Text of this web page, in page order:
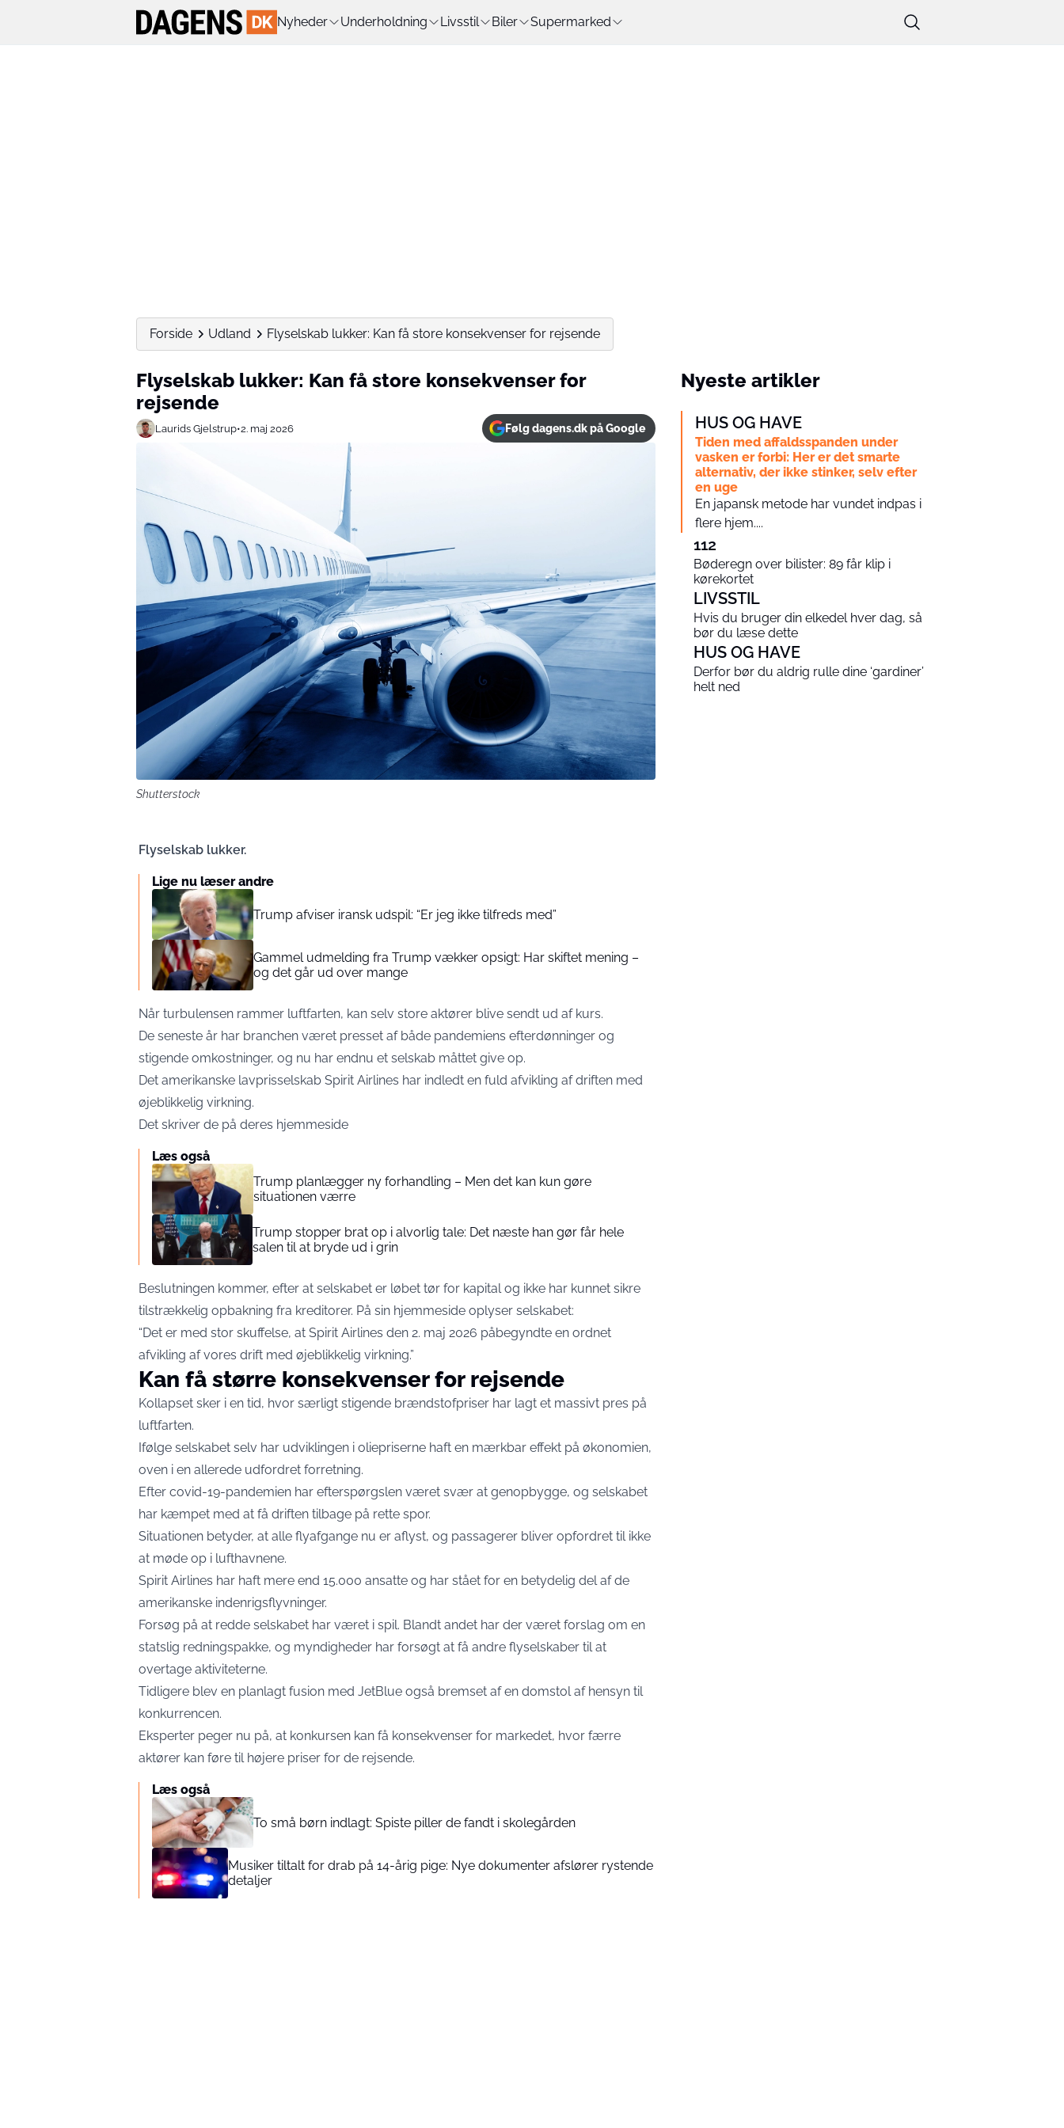
Nyheder Underholdning Livsstil Biler Supermarked
Forside Udland Flyselskab lukker: Kan få store konsekvenser for rejsende
Flyselskab lukker: Kan få store konsekvenser for
rejsende
Laurids Gjelstrup•2. maj 2026 Følg dagens.dk på Google
Shutterstock
Flyselskab lukker.
Lige nu læser andre
Trump afviser iransk udspil: “Er jeg ikke tilfreds med”
Gammel udmelding fra Trump vækker opsigt: Har skiftet mening –
og det går ud over mange
Når turbulensen rammer luftfarten, kan selv store aktører blive sendt ud af kurs.
De seneste år har branchen været presset af både pandemiens efterdønninger og
stigende omkostninger, og nu har endnu et selskab måttet give op.
Det amerikanske lavprisselskab Spirit Airlines har indledt en fuld afvikling af driften med
øjeblikkelig virkning.
Det skriver de på deres hjemmeside
Læs også
Trump planlægger ny forhandling – Men det kan kun gøre
situationen værre
Trump stopper brat op i alvorlig tale: Det næste han gør får hele
salen til at bryde ud i grin
Beslutningen kommer, efter at selskabet er løbet tør for kapital og ikke har kunnet sikre
tilstrækkelig opbakning fra kreditorer. På sin hjemmeside oplyser selskabet:
“Det er med stor skuffelse, at Spirit Airlines den 2. maj 2026 påbegyndte en ordnet
afvikling af vores drift med øjeblikkelig virkning.”
Kan få større konsekvenser for rejsende
Kollapset sker i en tid, hvor særligt stigende brændstofpriser har lagt et massivt pres på
luftfarten.
Ifølge selskabet selv har udviklingen i oliepriserne haft en mærkbar effekt på økonomien,
oven i en allerede udfordret forretning.
Efter covid-19-pandemien har efterspørgslen været svær at genopbygge, og selskabet
har kæmpet med at få driften tilbage på rette spor.
Situationen betyder, at alle flyafgange nu er aflyst, og passagerer bliver opfordret til ikke
at møde op i lufthavnene.
Spirit Airlines har haft mere end 15.000 ansatte og har stået for en betydelig del af de
amerikanske indenrigsflyvninger.
Forsøg på at redde selskabet har været i spil. Blandt andet har der været forslag om en
statslig redningspakke, og myndigheder har forsøgt at få andre flyselskaber til at
overtage aktiviteterne.
Tidligere blev en planlagt fusion med JetBlue også bremset af en domstol af hensyn til
konkurrencen.
Eksperter peger nu på, at konkursen kan få konsekvenser for markedet, hvor færre
aktører kan føre til højere priser for de rejsende.
Læs også
To små børn indlagt: Spiste piller de fandt i skolegården
Musiker tiltalt for drab på 14-årig pige: Nye dokumenter afslører rystende
detaljer
Nyeste artikler
HUS OG HAVE
Tiden med affaldsspanden under
vasken er forbi: Her er det smarte
alternativ, der ikke stinker, selv efter
en uge
En japansk metode har vundet indpas i
flere hjem....
112
Bøderegn over bilister: 89 får klip i
kørekortet
LIVSSTIL
Hvis du bruger din elkedel hver dag, så
bør du læse dette
HUS OG HAVE
Derfor bør du aldrig rulle dine ‘gardiner’
helt ned